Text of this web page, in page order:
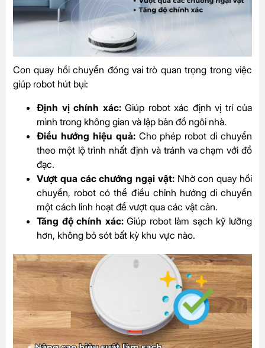
Con quay hồi chuyển đóng vai trò quan trọng trong việc
giúp robot hút bụi:
Định vị chính xác:Giúp robot xác định vị trí của
mình trong không gian và lập bản đồ ngôi nhà.
Điều hướng hiệu quả:Cho phép robot di chuyển
theo một lộ trình nhất định và tránh va chạm với đồ
đạc.
Vượt qua các chướng ngại vật:Nhờ con quay hồi
chuyển, robot có thể điều chỉnh hướng di chuyển
một cách linh hoạt để vượt qua các vật cản.
Tăng độ chính xác:Giúp robot làm sạch kỹ lưỡng
hơn, không bỏ sót bất kỳ khu vực nào.